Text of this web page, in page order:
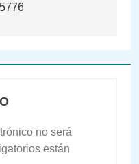
5776
no será
están